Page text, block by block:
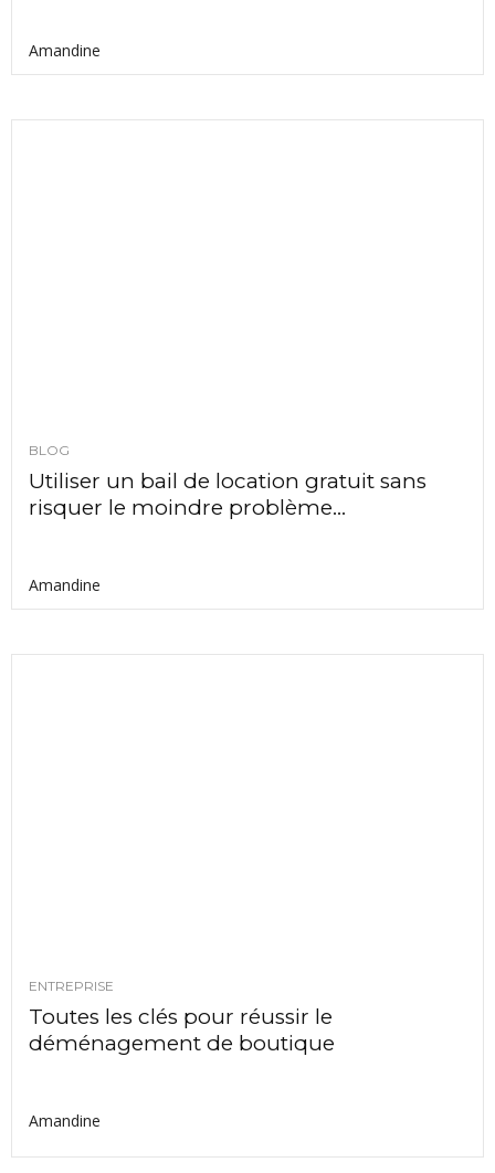
Amandine
BLOG
Utiliser un bail de location gratuit sans
risquer le moindre problème...
Amandine
ENTREPRISE
Toutes les clés pour réussir le
déménagement de boutique
Amandine